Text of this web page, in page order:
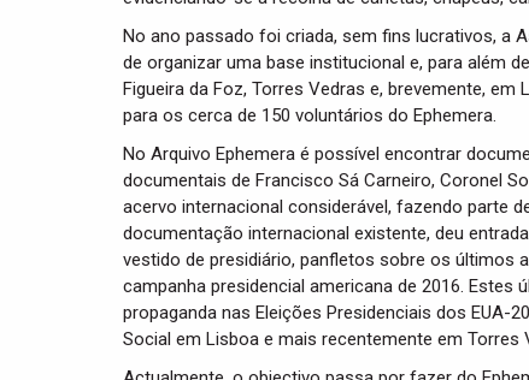
No ano passado foi criada, sem fins lucrativos, a
de organizar uma base institucional e, para além
Figueira da Foz, Torres Vedras e, brevemente,
para os cerca de 150 voluntários do Ephemera.
No Arquivo Ephemera é possível encontrar
documentais de Francisco Sá Carneiro, Coronel
acervo internacional considerável, fazendo parte
documentação internacional existente, deu
vestido de presidiário, panfletos sobre os últimos
campanha presidencial americana de 2016.
propaganda nas Eleições Presidenciais dos EUA-
Social em Lisboa e mais recentemente em Torres